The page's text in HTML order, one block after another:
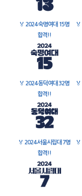
🏅 2024 숙명여대 15명
합격!!
🏅
🏅 2024 동덕여대 32명
합격!!
🏅
🏅 2024 서울시립대 7명
합격!!
🏅